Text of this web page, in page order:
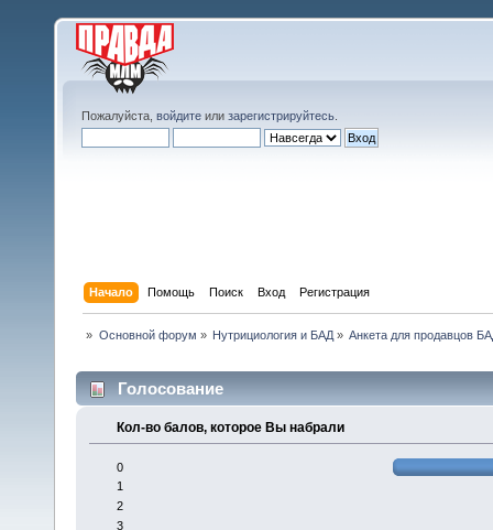
Пожалуйста, войдите или зарегистрируйтесь
Начало Помощь Поиск Вход Регистрация
» Основной форум » Нутрициология и БАД » Анкета для продавцов
Голосование
Кол-во балов, которое Вы набрали
0
1
2
3